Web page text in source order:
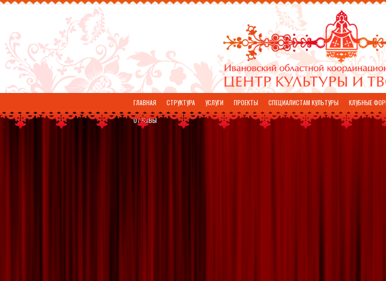
ГЛАВНАЯ СТРУКТУРА УСЛУГИ ПРОЕКТЫ СПЕЦИАЛИСТАМ КУЛЬТУРЫ КЛУБНЫЕ
ОТЗЫВЫ